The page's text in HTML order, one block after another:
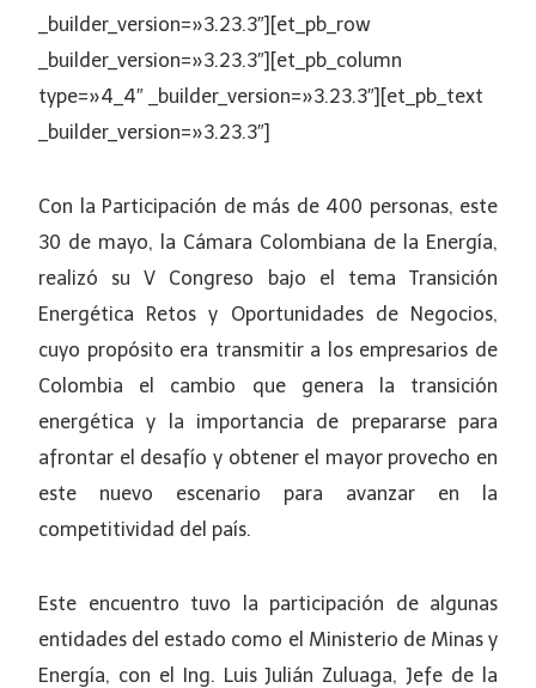
_builder_version=»3.23.3″][et_pb_row
_builder_version=»3.23.3″][et_pb_column
type=»4_4″ _builder_version=»3.23.3″][et_pb_text
_builder_version=»3.23.3″]
Con la Participación de más de 400 personas, este
30 de mayo, la Cámara Colombiana de la Energía,
realizó su V Congreso bajo el tema Transición
Energética Retos y Oportunidades de Negocios,
cuyo propósito era transmitir a los empresarios de
Colombia el cambio que genera la transición
energética y la importancia de prepararse para
afrontar el desafío y obtener el mayor provecho en
este nuevo escenario para avanzar en la
competitividad del país.
Este encuentro tuvo la participación de algunas
entidades del estado como el Ministerio de Minas y
Energía, con el Ing. Luis Julián Zuluaga, Jefe de la